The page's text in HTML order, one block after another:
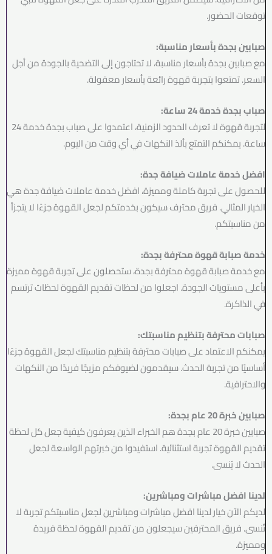
توقعات الحضور.
صبابين بجدة بأسعار مناسبة:
مع صبابين بجدة بأسعار مناسبة، لا تحتاجون إلى التضحية بالجودة من أجل
السعر. تمتعوا بتجربة قهوة رائعة بأسعار معقولة.
صباب بجدة خدمة 24 ساعة:
لتجربة قهوة لا تعرف الحدود الزمنية، اعتمدوا على صباب بجدة خدمة 24
ساعة. يمكنكم التمتع بألذ النكهات في أي وقت من اليوم.
افضل خدمة عاملات ضيافة جدة:
للحصول على تجربة كاملة ومميزة، افضل خدمة عاملات ضيافة جدة هي
الخيار المثالي. فريق محترف سيكون بخدمتكم لجعل القهوة جزءًا لا يتجزأ
من مناسبتكم.
خدمة صبابة قهوة محترفة بجدة:
مع خدمة صبابة قهوة محترفة بجدة، ستحصلون على تجربة قهوة مميزة
بأعلى مستويات الجودة. اجعلوا من لحظات تقديم القهوة لحظات ترتسم
في الذاكرة.
صبابات محترفة بتنظيم مناسبتك:
يمكنكم الاعتماد على صبابات محترفة بتنظيم مناسبتك لجعل القهوة جزءًا
أساسيًا من تجربة الحدث. سيقدمون لضيوفكم مزيجًا فريدًا من النكهات
والاحترافية.
صبابين خبرة 20 عام بجدة:
صبابين خبرة 20 عام بجدة هم الخبراء الذين يعرفون كيفية جعل كل لحظة
تقديم القهوة تجربة استثنائية. استفيدوا من خبرتهم الواسعة لجعل
الحدث لا يُنسى.
لدينا افضل مباشرات ومباشرين:
لديكم الآن خيار لدينا افضل مباشرات ومباشرين لجعل مناسبتكم تجربة لا
تُنسى. فريق المحترفين سيجعلون من تقديم القهوة لحظة فريدة
ومميزة.